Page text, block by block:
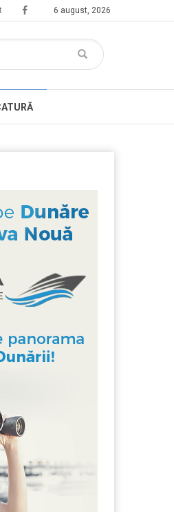
6 august, 2026